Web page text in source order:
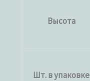
Высота
Шт. в упаковке